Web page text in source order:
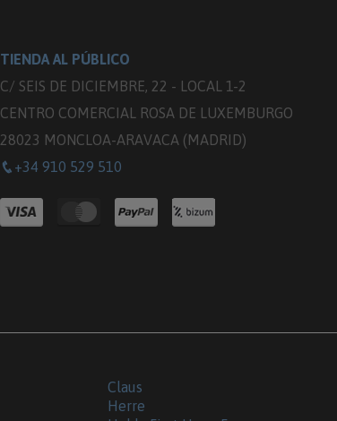
TIENDA AL PÚBLICO
C/ SEIS DE DICIEMBRE, 22 - LOCAL 1-2
CENTRO COMERCIAL ROSA DE LUXEMBURGO
28023 MONCLOA-ARAVACA (MADRID)
+34 910 529 510
Claus
Herre